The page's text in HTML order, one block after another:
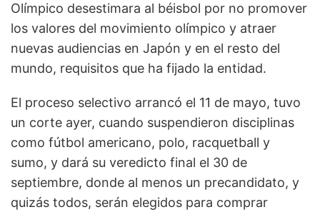
Olímpico desestimara al béisbol por no promover
los valores del movimiento olímpico y atraer
nuevas audiencias en Japón y en el resto del
mundo, requisitos que ha fijado la entidad.
El proceso selectivo arrancó el 11 de mayo, tuvo
un corte ayer, cuando suspendieron disciplinas
como fútbol americano, polo, racquetball y
sumo, y dará su veredicto final el 30 de
septiembre, donde al menos un precandidato, y
quizás todos, serán elegidos para comprar